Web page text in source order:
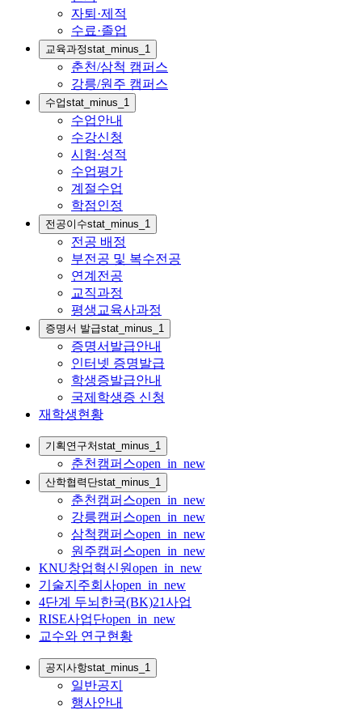
자퇴·제적
수료·졸업
교육과정stat_minus_1
춘천/삼척 캠퍼스
강릉/원주 캠퍼스
수업stat_minus_1
수업안내
수강신청
시험·성적
수업평가
계절수업
학점인정
전공이수stat_minus_1
전공 배정
부전공 및 복수전공
연계전공
교직과정
평생교육사과정
증명서 발급stat_minus_1
증명서발급안내
인터넷 증명발급
학생증발급안내
국제학생증 신청
재학생현황
기획연구처stat_minus_1
춘천캠퍼스open_in_new
산학협력단stat_minus_1
춘천캠퍼스open_in_new
강릉캠퍼스open_in_new
삼척캠퍼스open_in_new
원주캠퍼스open_in_new
KNU창업혁신원open_in_new
기술지주회사open_in_new
4단계 두뇌한국(BK)21사업
RISE사업단open_in_new
교수와 연구현황
공지사항stat_minus_1
일반공지
행사안내